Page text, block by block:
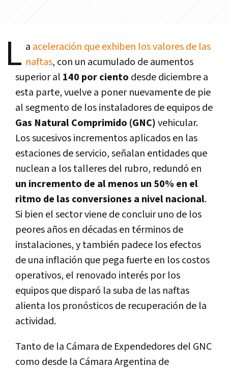
L a aceleración que exhiben los valores de las
naftas, con un acumulado de aumentos
superior al 140 por ciento desde diciembre a
esta parte, vuelve a poner nuevamente de pie
al segmento de los instaladores de equipos de
Gas Natural Comprimido (GNC)vehicular.
Los sucesivos incrementos aplicados en las
estaciones de servicio, señalan entidades que
nuclean a los talleres del rubro, redundó en
un incremento de al menos un 50% en el
ritmo de las conversiones a nivel nacional.
Si bien el sector viene de concluir uno de los
peores años en décadas en términos de
instalaciones, y también padece los efectos
de una inflación que pega fuerte en los costos
operativos, el renovado interés por los
equipos que disparó la suba de las naftas
alienta los pronósticos de recuperación de la
actividad.
Tanto de la Cámara de Expendedores del GNC
como desde la Cámara Argentina de